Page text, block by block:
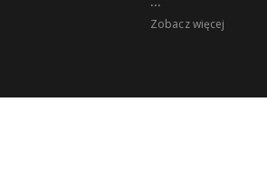
Zobacz więcej